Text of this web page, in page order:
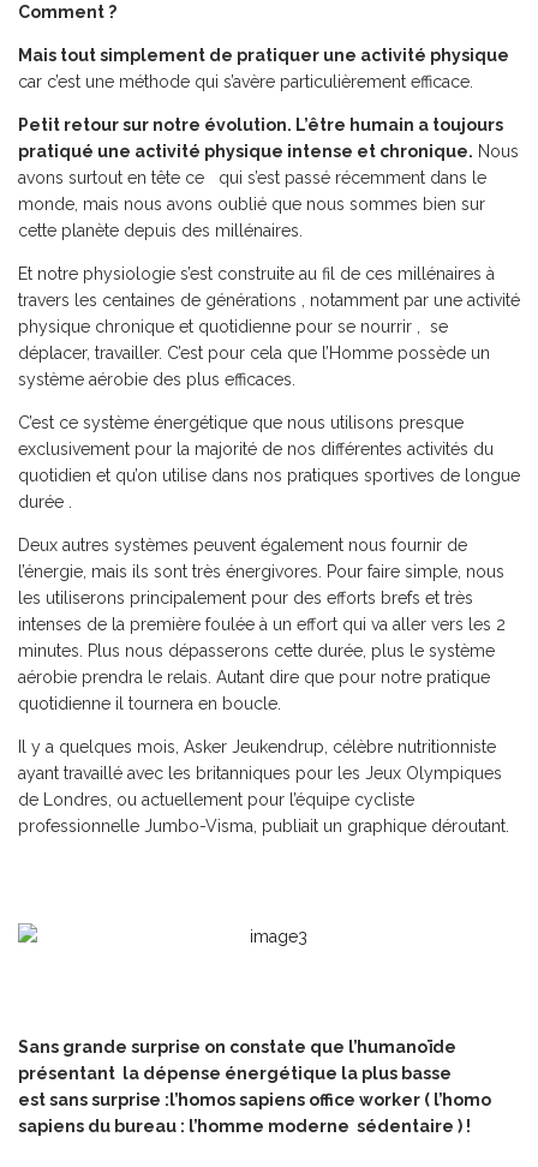
Comment ?
Mais tout simplement de pratiquer une activité physique
car c’est une méthode qui s’avère particulièrement efficace.
Petit retour sur notre évolution. L’être humain a toujours
pratiqué une activité physique intense et chronique. Nous
avons surtout en tête ce qui s’est passé récemment dans le
monde, mais nous avons oublié que nous sommes bien sur
cette planète depuis des millénaires.
Et notre physiologie s’est construite au fil de ces millénaires à
travers les centaines de générations , notamment par une activité
physique chronique et quotidienne pour se nourrir , se
déplacer, travailler. C’est pour cela que l’Homme possède un
système aérobie des plus efficaces.
C’est ce système énergétique que nous utilisons presque
exclusivement pour la majorité de nos différentes activités du
quotidien et qu’on utilise dans nos pratiques sportives de longue
durée .
Deux autres systèmes peuvent également nous fournir de
l’énergie, mais ils sont très énergivores. Pour faire simple, nous
les utiliserons principalement pour des efforts brefs et très
intenses de la première foulée à un effort qui va aller vers les 2
minutes. Plus nous dépasserons cette durée, plus le système
aérobie prendra le relais. Autant dire que pour notre pratique
quotidienne il tournera en boucle.
Il y a quelques mois, Asker Jeukendrup, célèbre nutritionniste
ayant travaillé avec les britanniques pour les Jeux Olympiques
de Londres, ou actuellement pour l’équipe cycliste
professionnelle Jumbo-Visma, publiait un graphique déroutant.
Sans grande surprise on constate que l’humanoïde
présentant la dépense énergétique la plus basse
est sans surprise :l’homos sapiens office worker ( l’homo
sapiens du bureau : l’homme moderne sédentaire ) !